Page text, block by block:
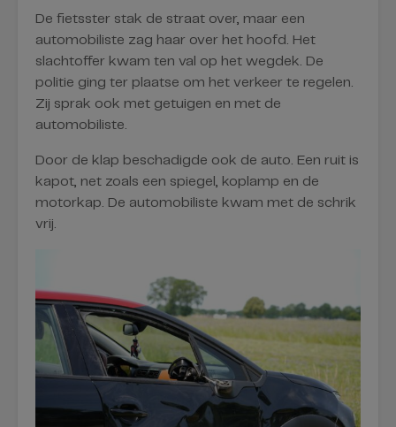
De fietsster stak de straat over, maar een
automobiliste zag haar over het hoofd. Het
slachtoffer kwam ten val op het wegdek. De
politie ging ter plaatse om het verkeer te regelen.
Zij sprak ook met getuigen en met de
automobiliste.
Door de klap beschadigde ook de auto. Een ruit is
kapot, net zoals een spiegel, koplamp en de
motorkap. De automobiliste kwam met de schrik
vrij.